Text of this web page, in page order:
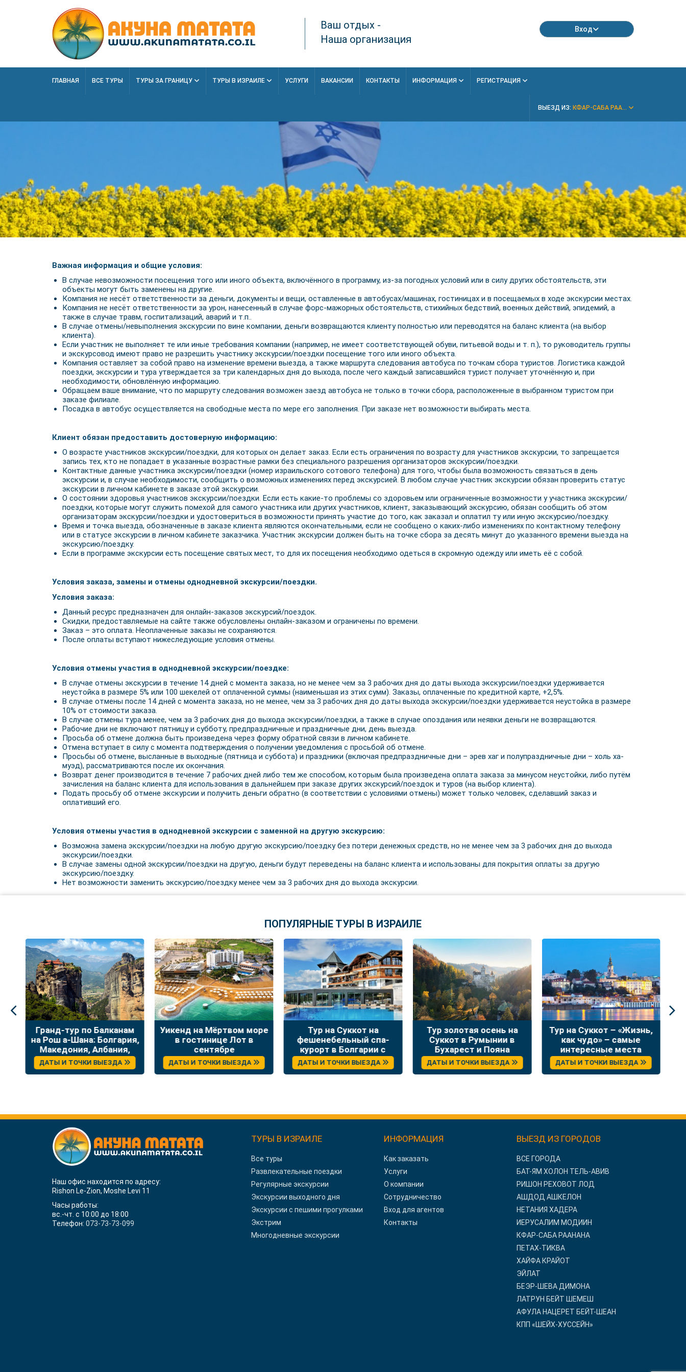
Ваш отдых -
Наша организация
Вход
ГЛАВНАЯ ВСЕ ТУРЫ ТУРЫ ЗА ГРАНИЦУ ТУРЫ В ИЗРАИЛЕ УСЛУГИ ВАКАНСИИ КОНТАКТЫ ИНФОРМАЦИЯ РЕГИСТРАЦИЯ
ВЫЕЗД ИЗ: КФАР-САБА РАА...
Важная информация и общие условия:
В случае невозможности посещения того или иного объекта, включённого в программу, из-за погодных условий или в силу других обстоятельств, эти
объекты могут быть заменены на другие.
Компания не несёт ответственности за деньги, документы и вещи, оставленные в автобусах/машинах, гостиницах и в посещаемых в ходе экскурсии местах.
Компания не несёт ответственности за урон, нанесенный в случае форс-мажорных обстоятельств, стихийных бедствий, военных действий, эпидемий, а
также в случае травм, госпитализаций, аварий и т.п..
В случае отмены/невыполнения экскурсии по вине компании, деньги возвращаются клиенту полностью или переводятся на баланс клиента (на выбор
клиента).
Если участник не выполняет те или иные требования компании (например, не имеет соответствующей обуви, питьевой воды и т. п.), то руководитель группы
и экскурсовод имеют право не разрешить участнику экскурсии/поездки посещение того или иного объекта.
Компания оставляет за собой право на изменение времени выезда, а также маршрута следования автобуса по точкам сбора туристов. Логистика каждой
поездки, экскурсии и тура утверждается за три календарных дня до выхода, после чего каждый записавшийся турист получает уточнённую и, при
необходимости, обновлённую информацию.
Обращаем ваше внимание, что по маршруту следования возможен заезд автобуса не только в точки сбора, расположенные в выбранном туристом при
заказе филиале.
Посадка в автобус осуществляется на свободные места по мере его заполнения. При заказе нет возможности выбирать места.
Клиент обязан предоставить достоверную информацию:
О возрасте участников экскурсии/поездки, для которых он делает заказ. Если есть ограничения по возрасту для участников экскурсии, то запрещается
запись тех, кто не попадает в указанные возрастные рамки без специального разрешения организаторов экскурсии/поездки.
Контактные данные участника экскурсии/поездки (номер израильского сотового телефона) для того, чтобы была возможность связаться в день
экскурсии и, в случае необходимости, сообщить о возможных изменениях перед экскурсией. В любом случае участник экскурсии обязан проверить статус
экскурсии в личном кабинете в заказе этой экскурсии.
О состоянии здоровья участников экскурсии/поездки. Если есть какие-то проблемы со здоровьем или ограниченные возможности у участника экскурсии/
поездки, которые могут служить помехой для самого участника или других участников, клиент, заказывающий экскурсию, обязан сообщить об этом
организаторам экскурсии/поездки и удостовериться в возможности принять участие до того, как заказал и оплатил ту или иную экскурсию/поездку.
Время и точка выезда, обозначенные в заказе клиента являются окончательными, если не сообщено о каких-либо изменениях по контактному телефону
или в статусе экскурсии в личном кабинете заказчика. Участник экскурсии должен быть на точке сбора за десять минут до указанного времени выезда на
экскурсию/поездку.
Если в программе экскурсии есть посещение святых мест, то для их посещения необходимо одеться в скромную одежду или иметь её с собой.
Условия заказа, замены и отмены однодневной экскурсии/поездки.
Условия заказа:
Данный ресурс предназначен для онлайн-заказов экскурсий/поездок.
Скидки, предоставляемые на сайте также обусловлены онлайн-заказом и ограничены по времени.
Заказ – это оплата. Неоплаченные заказы не сохраняются.
После оплаты вступают нижеследующие условия отмены.
Условия отмены участия в однодневной экскурсии/поездке:
В случае отмены экскурсии в течение 14 дней с момента заказа, но не менее чем за 3 рабочих дня до даты выхода экскурсии/поездки удерживается
неустойка в размере 5% или 100 шекелей от оплаченной суммы (наименьшая из этих сумм). Заказы, оплаченные по кредитной карте, +2,5%.
В случае отмены после 14 дней с момента заказа, но не менее, чем за 3 рабочих дня до даты выхода экскурсии/поездки удерживается неустойка в размере
10% от стоимости заказа.
В случае отмены тура менее, чем за 3 рабочих дня до выхода экскурсии/поездки, а также в случае опоздания или неявки деньги не возвращаются.
Рабочие дни не включают пятницу и субботу, предпраздничные и праздничные дни, день выезда.
Просьба об отмене должна быть произведена через форму обратной связи в личном кабинете.
Отмена вступает в силу с момента подтверждения о получении уведомления с просьбой об отмене.
Просьбы об отмене, высланные в выходные (пятница и суббота) и праздники (включая предпраздничные дни – эрев хаг и полупраздничные дни – холь ха-
муэд), рассматриваются после их окончания.
Возврат денег производится в течение 7 рабочих дней либо тем же способом, которым была произведена оплата заказа за минусом неустойки, либо путём
зачисления на баланс клиента для использования в дальнейшем при заказе других экскурсий/поездок и туров (на выбор клиента).
Подать просьбу об отмене экскурсии и получить деньги обратно (в соответствии с условиями отмены) может только человек, сделавший заказ и
оплативший его.
Условия отмены участия в однодневной экскурсии с заменной на другую экскурсию:
Возможна замена экскурсии/поездки на любую другую экскурсию/поездку без потери денежных средств, но не менее чем за 3 рабочих дня до выхода
экскурсии/поездки.
В случае замены одной экскурсии/поездки на другую, деньги будут переведены на баланс клиента и использованы для покрытия оплаты за другую
экскурсию/поездку.
Нет возможности заменить экскурсию/поездку менее чем за 3 рабочих дня до выхода экскурсии.
ПОПУЛЯРНЫЕ ТУРЫ В ИЗРАИЛЕ
Гранд-тур по Балканам
на Рош а-Шана: Болгария,
Македония, Албания,
Греция
ДАТЫ И ТОЧКИ ВЫЕЗДА
Уикенд на Мёртвом море
в гостинице Лот в
сентябре
ДАТЫ И ТОЧКИ ВЫЕЗДА
Тур на Суккот на
фешенебельный спа-
курорт в Болгарии с
отдыхом и экскурсиями
ДАТЫ И ТОЧКИ ВЫЕЗДА
Тур золотая осень на
Суккот в Румынии в
Бухарест и Пояна
Брашов
ДАТЫ И ТОЧКИ ВЫЕЗДА
Тур на Суккот – «Жизнь,
как чудо» – самые
интересные места
Сербии
ДАТЫ И ТОЧКИ ВЫЕЗДА
Наш офис находится по адресу:
Rishon Le-Zion, Moshe Levi 11
Часы работы:
вс.-чт. с 10:00 до 18:00
Телефон: 073-73-73-099
ТУРЫ В ИЗРАИЛЕ
Все туры
Развлекательные поездки
Регулярные экскурсии
Экскурсии выходного дня
Экскурсии с пешими прогулками
Экстрим
Многодневные экскурсии
ИНФОРМАЦИЯ
Как заказать
Услуги
О компании
Сотрудничество
Вход для агентов
Контакты
ВЫЕЗД ИЗ ГОРОДОВ
ВСЕ ГОРОДА
БАТ-ЯМ ХОЛОН ТЕЛЬ-АВИВ
РИШОН РЕХОВОТ ЛОД
АШДОД АШКЕЛОН
НЕТАНИЯ ХАДЕРА
ИЕРУСАЛИМ МОДИИН
КФАР-САБА РААНАНА
ПЕТАХ-ТИКВА
ХАЙФА КРАЙОТ
ЭЙЛАТ
БЕЭР-ШЕВА ДИМОНА
ЛАТРУН БЕЙТ ШЕМЕШ
АФУЛА НАЦЕРЕТ БЕЙТ-ШЕАН
КПП «ШЕЙХ-ХУССЕЙН»